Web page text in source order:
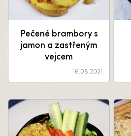
Pečené brambory s
jamon a zastřeným
vejcem
16.05.2021